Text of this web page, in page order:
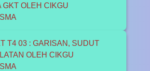
GKT OLEH CIKGU
T4 03 : GARISAN, SUDUT
OLEH CIKGU